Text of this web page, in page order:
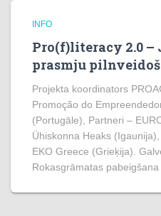
INFO
Pro(f)literacy 2.0 –
prasmju
Projekta koordinators
Promoção do
(Portugāle), Partneri –
Ühiskonna Heaks
EKO Greece (Grieķija).
Rokasgrāmatas